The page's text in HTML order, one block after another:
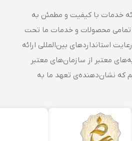
خدمات با کیفیت و مطمئن به
محصولات و خدمات ما تحت
بین‌المللی ارائه
معتبر از سازمان‌های معتبر
نشان‌دهنده‌ی تعهد ما به